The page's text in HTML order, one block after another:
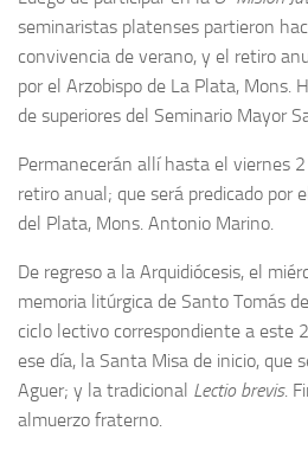
seminaristas platenses partieron
convivencia de verano, y el retiro
por el Arzobispo de La Plata, Mons.
de superiores del Seminario Mayor
Permanecerán allí hasta el viernes
retiro anual; que será predicado por
del Plata, Mons. Antonio Marino.
De regreso a la Arquidiócesis, el
memoria litúrgica de Santo Tomás
ciclo lectivo correspondiente a este
ese día, la Santa Misa de inicio, que
Aguer; y la tradicional Lectio brevis.
almuerzo fraterno.